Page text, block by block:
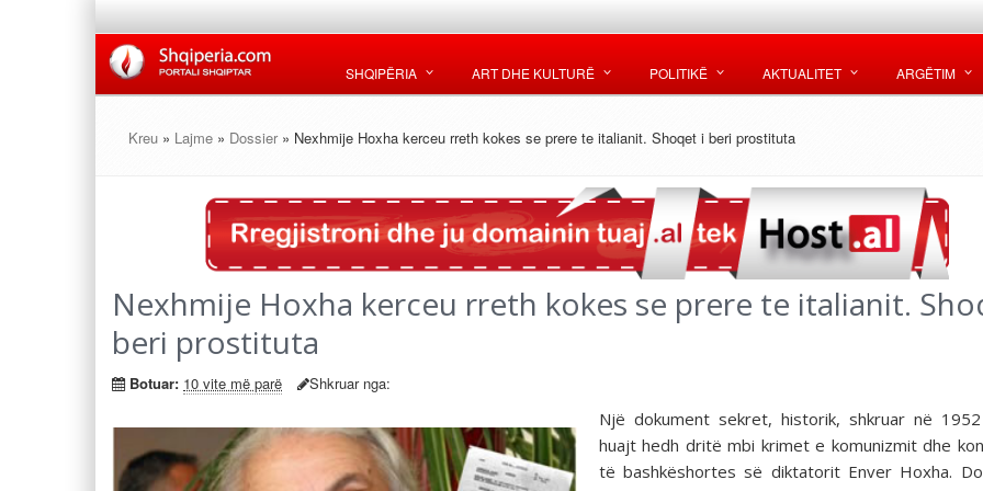
SHQIPËRIA ART DHE KULTURË POLITIKË AKTUALITET ARGËTIM
Kreu » Lajme » Dossier » Nexhmije Hoxha kerceu rreth kokes se prere te italianit. Shoqet i beri prostituta
Nexhmije Hoxha kerceu rreth kokes se prere te italianit.
beri prostituta
Botuar: 10 vite më parë Shkruar nga:
Një dokument sekret, historik, shkruar në
huajt hedh dritë mbi krimet e komunizmit dhe
të bashkëshortes së diktatorit Enver Hoxha.